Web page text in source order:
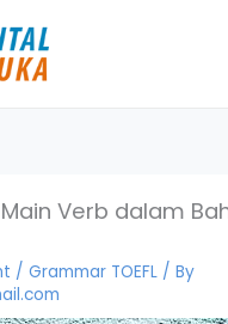
Verb dalam
/Grammar TOEFL / By